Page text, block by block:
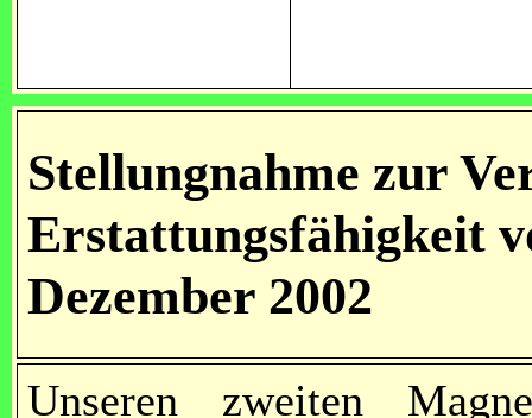
Stellungnahme zur
Erstattungsfähigkeit
Dezember 2002
Unseren zweiten